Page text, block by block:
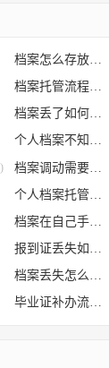
(807) 档案怎么存放到人才市场
档案托管流程
(371) 档案丢了如何补办
(240) 个人档案不知道在哪儿
档案调动需要什么手续
(106)
(85) 档案在自己手里
(62) 报到证丢失如何补办
(52) 档案丢失怎么补办
(38) 毕业证补办流程